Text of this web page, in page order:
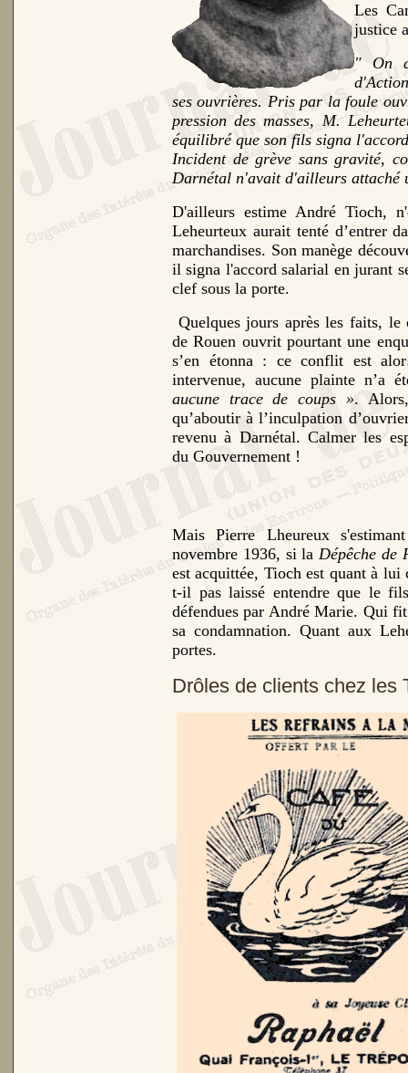
Les
justice
" On
ses ouvrières. Pris par la foule
pression des masses, M.
équilibré que son fils signa
Incident de grève sans gravité,
Darnétal n'avait d'ailleurs attaché
D'ailleurs estime André Tioch,
Leheurteux aurait tenté d’entrer
marchandises. Son manège
il signa l'accord salarial en jurant
clef sous la porte.
Quelques jours après les faits,
de Rouen ouvrit pourtant une
s’en étonna : ce conflit est
intervenue, aucune plainte n’a
aucune trace de coups ».
qu’aboutir à l’inculpation
revenu à Darnétal. Calmer les
du Gouvernement !
Mais Pierre Lheureux
novembre 1936, si la Dépêche de
est acquittée, Tioch est quant à
t-il pas laissé entendre que le
défendues par André Marie. Qui
sa condamnation. Quant aux
portes.
Drôles de clients chez les